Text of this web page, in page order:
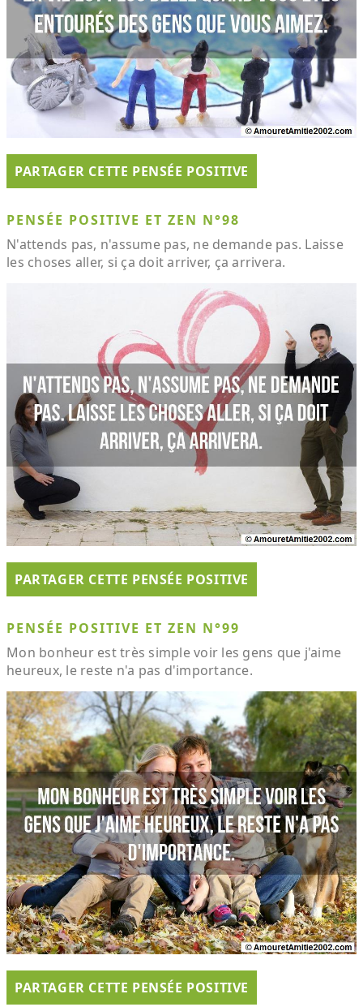
PARTAGER CETTE PENSÉE POSITIVE
PENSÉE POSITIVE ET ZEN N°98
N'attends pas, n'assume pas, ne demande pas. Laisse
les choses aller, si ça doit arriver, ça arrivera.
PARTAGER CETTE PENSÉE POSITIVE
PENSÉE POSITIVE ET ZEN N°99
Mon bonheur est très simple voir les gens que j'aime
heureux, le reste n'a pas d'importance.
PARTAGER CETTE PENSÉE POSITIVE